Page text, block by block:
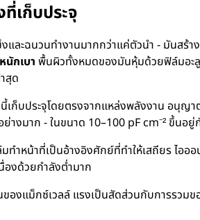
เก็บประจุ
และฉนวนทำงานมากกว่าแค่ตัวนำ - มันสร้าง
นักเบา พื้นผิวทั้งหมดของมันหุ้มด้วยฟิล์มอะ
สุด
เก็บประจุโดยตรงจากแหล่งพลังงาน อนุญ
ย่างมาก - ในขนาด 10–100 pF cm⁻² ขึ้น
มทำหน้าที่เป็นอ้างอิงศักย์ที่ทำให้เสถียร ไ
งด้วยกำลังต่ำมาก
องแม็กซ์เวลล์ แรงเป็นสัดส่วนกับการรวม